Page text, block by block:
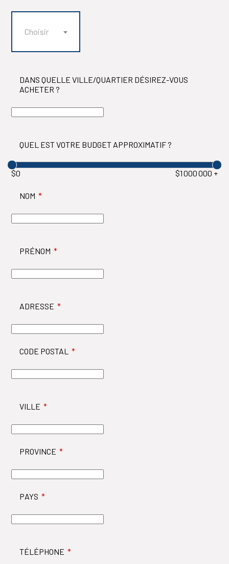
Choisir
DANS QUELLE VILLE/QUARTIER DÉSIREZ-VOUS
ACHETER ?
QUEL EST VOTRE BUDGET APPROXIMATIF ?
$0 $1 000 000 +
NOM*
PRÉNOM*
ADRESSE*
CODE POSTAL*
VILLE*
PROVINCE*
PAYS*
TÉLÉPHONE*